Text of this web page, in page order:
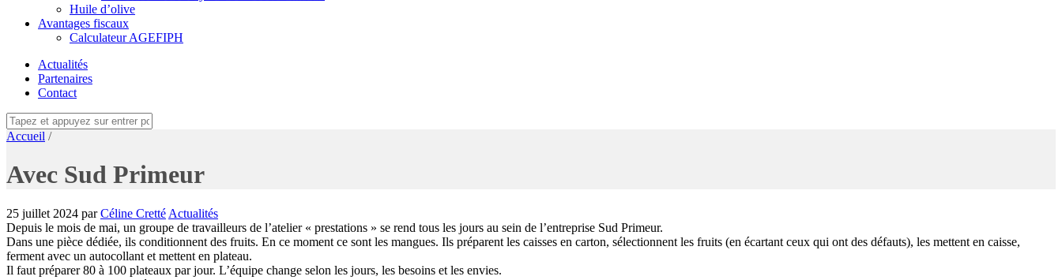
Huile d’olive
Avantages fiscaux
Calculateur AGEFIPH
Actualités
Partenaires
Contact
Accueil /
Avec Sud Primeur
25 juillet 2024 parCéline Cretté Actualités
Depuis le mois de mai, un groupe de travailleurs de l’atelier « prestations » se rend tous les jours au sein de l’entreprise Sud Primeur.
Dans une pièce dédiée, ils conditionnent des fruits. En ce moment ce sont les mangues. Ils préparent les caisses en carton, sélectionnent les fruits (en écartant ceux qui ont des défauts), les mettent en caisse,
ferment avec un autocollant et mettent en plateau.
Il faut préparer 80 à 100 plateaux par jour. L’équipe change selon les jours, les besoins et les envies.